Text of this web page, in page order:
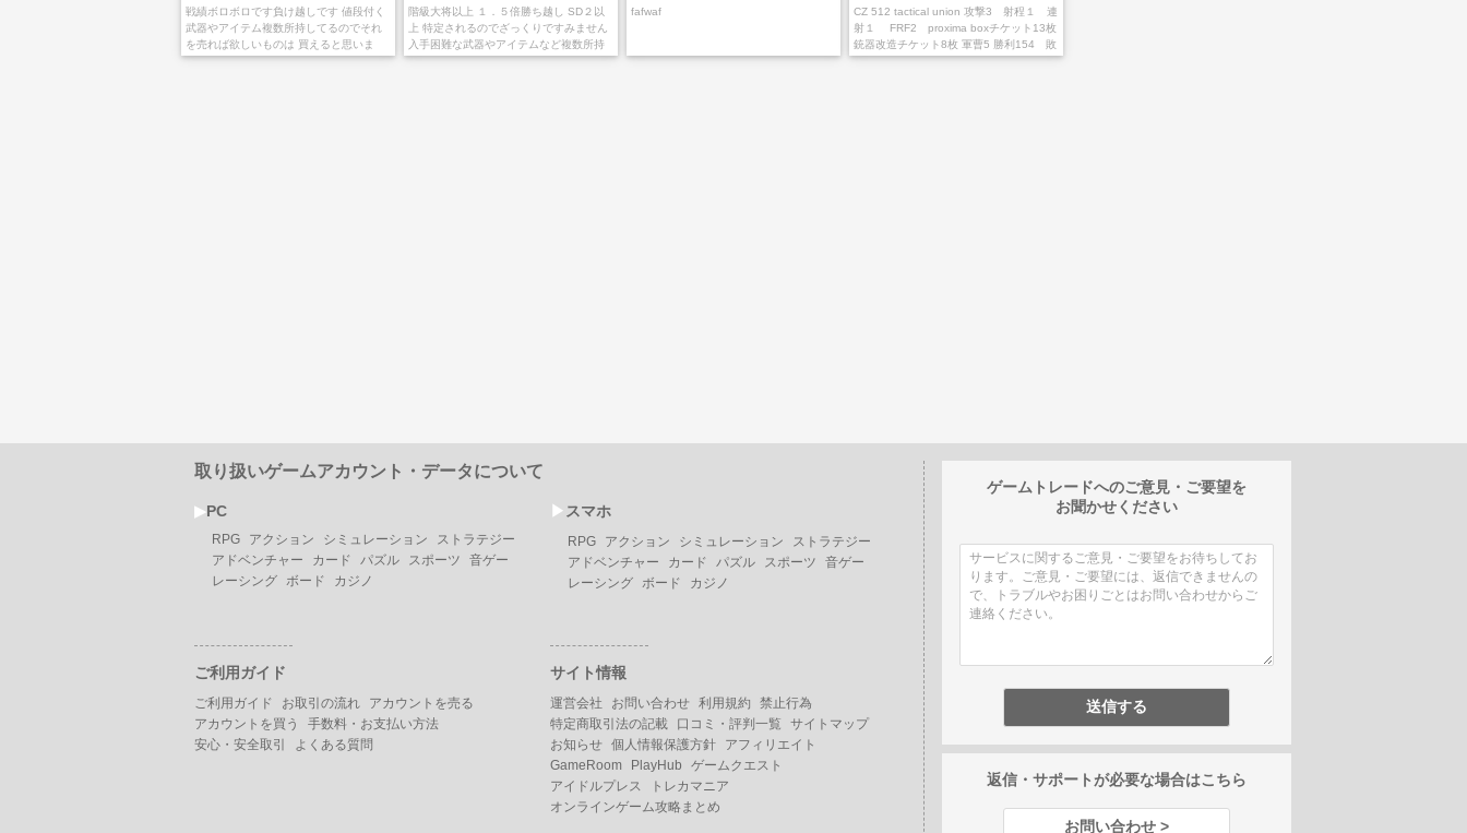
戦績ボロボロです負け越しです 値段付く
武器やアイテム複数所持してるのでそれ
を売れば欲しいものは 買えると思いま
す。
階級大将以上 １．５倍勝ち越し SD２以
上 特定されるのでざっくりですみません
入手困難な武器やアイテムなど複数所持
しています
fafwaf
CZ 512 tactical union 攻撃3 射程１ 連
射１ FRF2 proxima boxチケット13枚
銃器改造チケット8枚 軍曹5 勝利154 敗
北65 SD2.045
取り扱いゲームアカウント・データについて
▶︎PC
RPG アクション シミュレーション
ストラテジー
アドベンチャー
カード パズル スポーツ
音ゲー
レーシング
ボード カジノ
▶︎ スマホ
RPG アクション シミュレーション
ストラテジー
アドベンチャー
カード パズル スポーツ
音ゲー
レーシング
ボード カジノ
ご利用ガイド
ご利用ガイド お取引の流れ
アカウントを売る
アカウントを買う
手数料・お支払い方法
安心・安全取引
よくある質問
サイト情報
運営会社 お問い合わせ 利用規約
禁止行為
特定商取引法の記載
口コミ・評判一覧
サイトマップ
お知らせ 個人情報保護方針
アフィリエイト
GameRoom
PlayHub
ゲームクエスト
アイドルプレス
トレカマニア
オンラインゲーム攻略まとめ
ゲームトレードへのご意見・ご要望を
お聞かせください
返信・サポートが必要な場合はこちら
お問い合わせ >